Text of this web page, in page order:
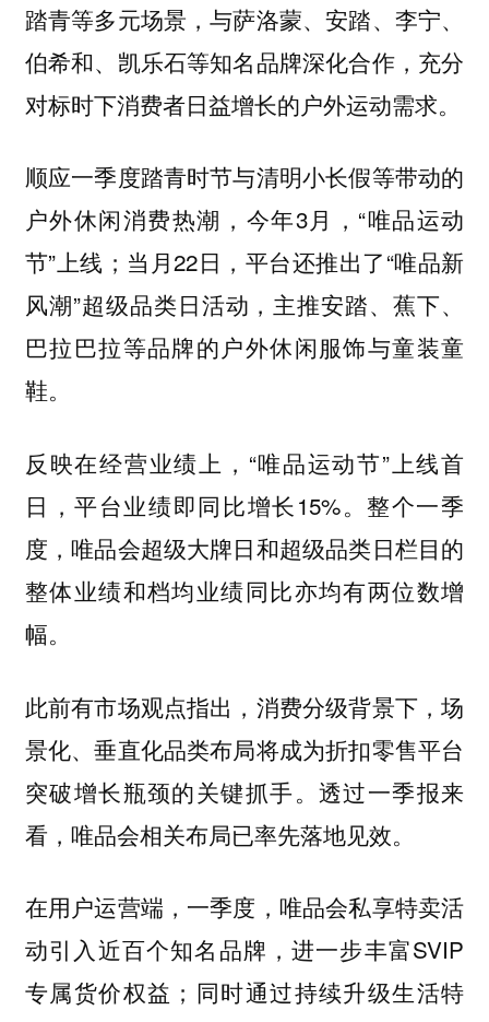
踏青等多元场景，与萨洛蒙、安踏、李宁、
伯希和、凯乐石等知名品牌深化合作，充分
对标时下消费者日益增长的户外运动需求。
顺应一季度踏青时节与清明小长假等带动的
户外休闲消费热潮，今年3月，“唯品运动
节”上线；当月22日，平台还推出了“唯品新
风潮”超级品类日活动，主推安踏、蕉下、
巴拉巴拉等品牌的户外休闲服饰与童装童
鞋。
反映在经营业绩上，“唯品运动节”上线首
日，平台业绩即同比增长15%。整个一季
度，唯品会超级大牌日和超级品类日栏目的
整体业绩和档均业绩同比亦均有两位数增
幅。
此前有市场观点指出，消费分级背景下，场
景化、垂直化品类布局将成为折扣零售平台
突破增长瓶颈的关键抓手。透过一季报来
看，唯品会相关布局已率先落地见效。
在用户运营端，一季度，唯品会私享特卖活
动引入近百个知名品牌，进一步丰富SVIP
专属货价权益；同时通过持续升级生活特